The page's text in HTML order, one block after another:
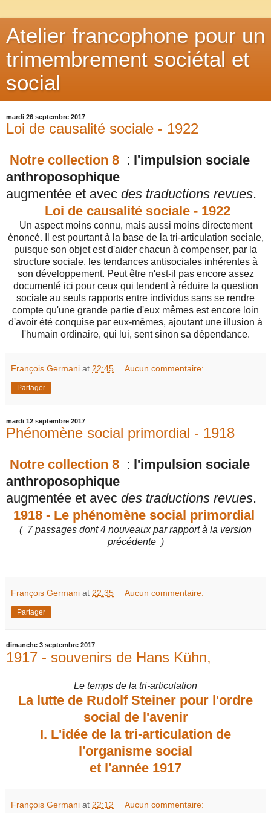
Atelier francophone pour un
trimembrement sociétal et
social
mardi 26 septembre 2017
Loi de causalité sociale - 1922
Notre collection 8 : l'impulsion sociale
anthroposophique
augmentée et avec des traductions revues.
Loi de causalité sociale - 1922
Un aspect moins connu, mais aussi moins directement
énoncé. Il est pourtant à la base de la tri-articulation sociale,
puisque son objet est d'aider chacun à compenser, par la
structure sociale, les tendances antisociales inhérentes à
son développement. Peut être n'est-il pas encore assez
documenté ici pour ceux qui tendent à réduire la question
sociale au seuls rapports entre individus sans se rendre
compte qu'une grande partie d'eux mêmes est encore loin
d'avoir été conquise par eux-mêmes, ajoutant une illusion à
l'humain ordinaire, qui lui, sent sinon sa dépendance.
François Germani at 22:45 Aucun commentaire:
Partager
mardi 12 septembre 2017
Phénomène social primordial - 1918
Notre collection 8 : l'impulsion sociale
anthroposophique
augmentée et avec des traductions revues.
1918 - Le phénomène social primordial
( 7 passages dont 4 nouveaux par rapport à la version
précédente )
François Germani at 22:35 Aucun commentaire:
Partager
dimanche 3 septembre 2017
1917 - souvenirs de Hans Kühn,
Le temps de la tri-articulation
La lutte de Rudolf Steiner pour l'ordre
social de l'avenir
I. L'idée de la tri-articulation de
l'organisme social
et l'année 1917
François Germani at 22:12 Aucun commentaire: